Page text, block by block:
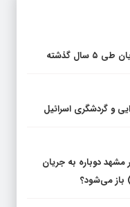
و گردشگری اسرائیل
مشهد دوباره به جریان
باز می‌شود؟